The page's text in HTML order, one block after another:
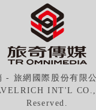
- 旅網國際股份有限
INT'L
Reserved.